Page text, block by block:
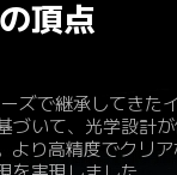
頂点
ズで継承してきた
づいて、光学設計
より高精度でクリ